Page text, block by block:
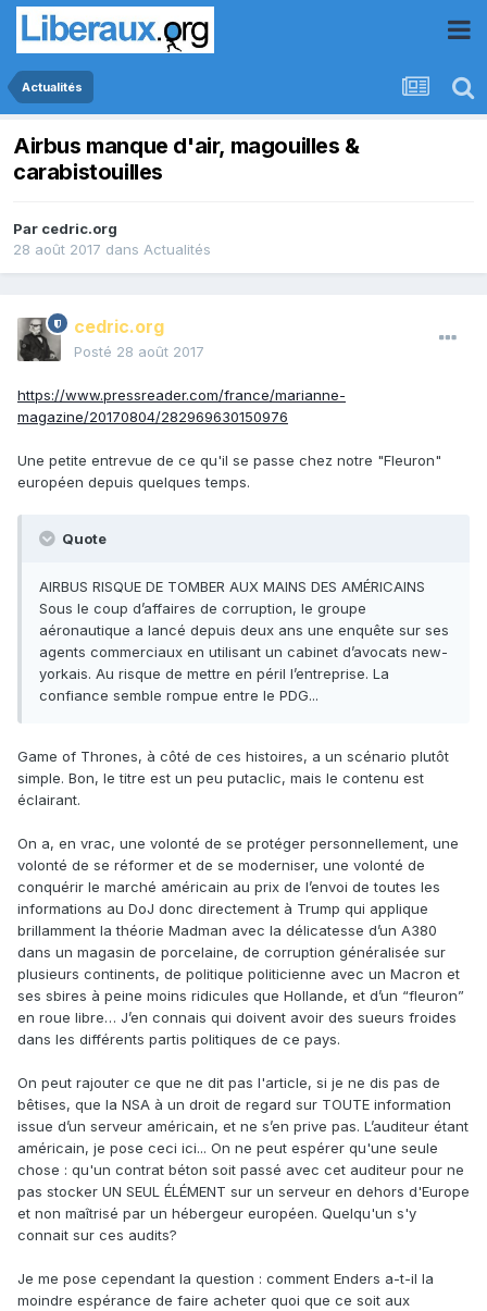
Actualités
Airbus manque d'air, magouilles &
carabistouilles
Par cedric.org
28 août 2017 dans Actualités
cedric.org
Posté 28 août 2017
https://www.pressreader.com/france/marianne-
magazine/20170804/282969630150976
Une petite entrevue de ce qu'il se passe chez notre "Fleuron"
européen depuis quelques temps.
Quote
AIRBUS RISQUE DE TOMBER AUX MAINS DES AMÉRICAINS
Sous le coup d’affaires de corruption, le groupe
aéronautique a lancé depuis deux ans une enquête sur ses
agents commerciaux en utilisant un cabinet d’avocats new-
yorkais. Au risque de mettre en péril l’entreprise. La
confiance semble rompue entre le PDG...
Game of Thrones, à côté de ces histoires, a un scénario plutôt
simple. Bon, le titre est un peu putaclic, mais le contenu est
éclairant.
On a, en vrac, une volonté de se protéger personnellement, une
volonté de se réformer et de se moderniser, une volonté de
conquérir le marché américain au prix de l’envoi de toutes les
informations au DoJ donc directement à Trump qui applique
brillamment la théorie Madman avec la délicatesse d’un A380
dans un magasin de porcelaine, de corruption généralisée sur
plusieurs continents, de politique politicienne avec un Macron et
ses sbires à peine moins ridicules que Hollande, et d’un “fleuron”
en roue libre… J’en connais qui doivent avoir des sueurs froides
dans les différents partis politiques de ce pays.
On peut rajouter ce que ne dit pas l'article, si je ne dis pas de
bêtises, que la NSA à un droit de regard sur TOUTE information
issue d’un serveur américain, et ne s’en prive pas. L’auditeur étant
américain, je pose ceci ici... On ne peut espérer qu'une seule
chose : qu'un contrat béton soit passé avec cet auditeur pour ne
pas stocker UN SEUL ÉLÉMENT sur un serveur en dehors d'Europe
et non maîtrisé par un hébergeur européen. Quelqu'un s'y
connait sur ces audits?
Je me pose cependant la question : comment Enders a-t-il la
moindre espérance de faire acheter quoi que ce soit aux